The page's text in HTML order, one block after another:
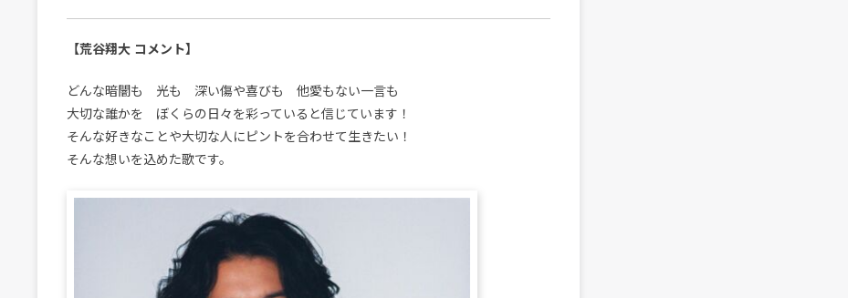
【荒谷翔大 コメント】
どんな暗闇も 光も 深い傷や喜びも 他愛もない一言も
大切な誰かを ぼくらの日々を彩っていると信じています！
そんな好きなことや大切な人にピントを合わせて生きたい！
そんな想いを込めた歌です。